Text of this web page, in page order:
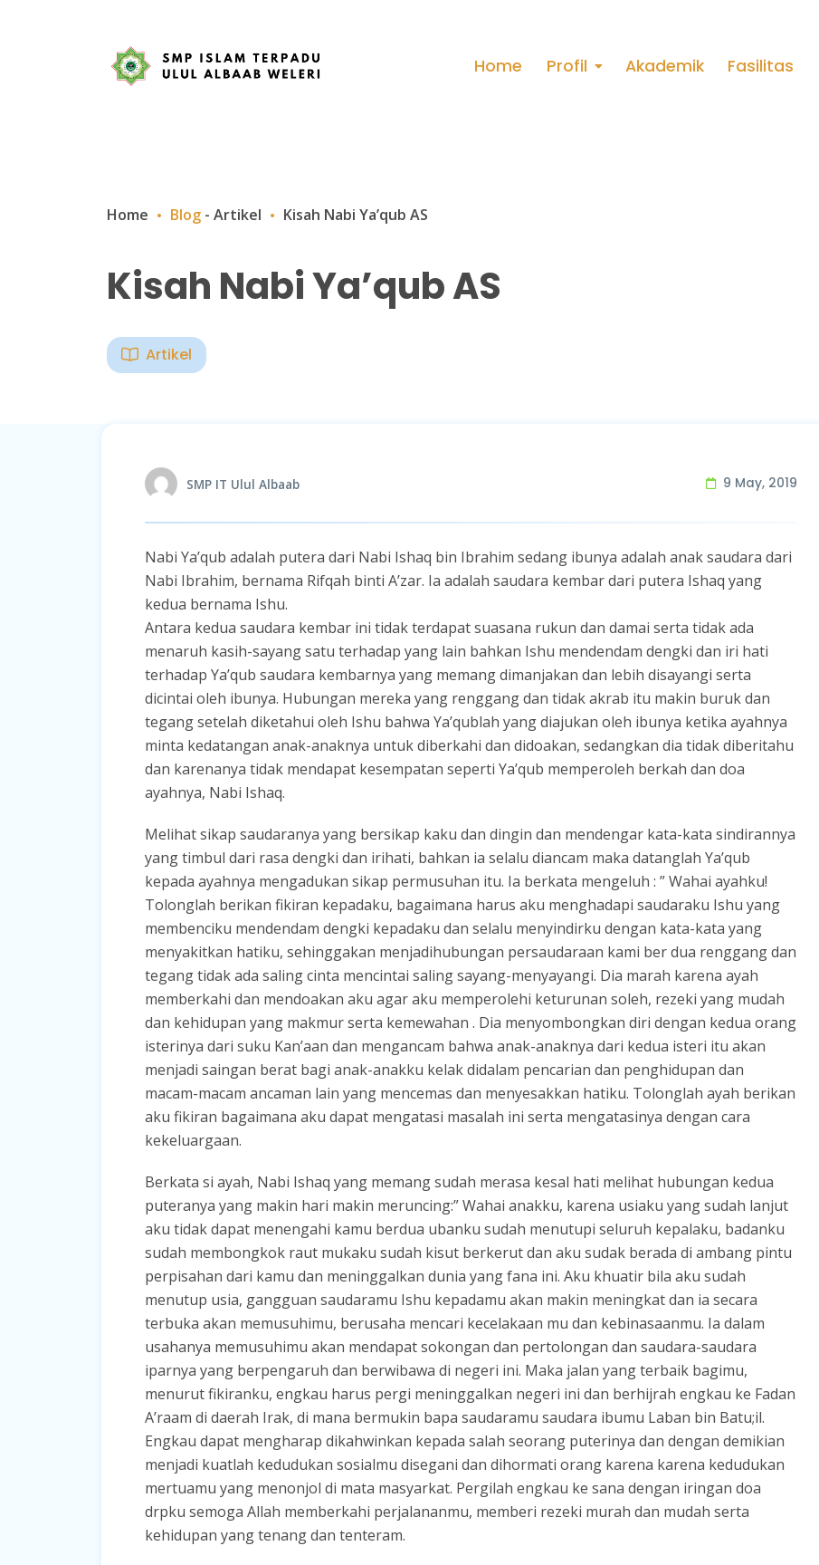
Home Profil Akademik Fasilitas
Home Blog - Artikel Kisah Nabi Ya’qub AS
Kisah Nabi Ya’qub AS
Artikel
SMP IT Ulul Albaab 9 May, 2019
Nabi Ya’qub adalah putera dari Nabi Ishaq bin Ibrahim sedang ibunya adalah anak saudara dari
Nabi Ibrahim, bernama Rifqah binti A’zar. Ia adalah saudara kembar dari putera Ishaq yang
kedua bernama Ishu.
Antara kedua saudara kembar ini tidak terdapat suasana rukun dan damai serta tidak ada
menaruh kasih-sayang satu terhadap yang lain bahkan Ishu mendendam dengki dan iri hati
terhadap Ya’qub saudara kembarnya yang memang dimanjakan dan lebih disayangi serta
dicintai oleh ibunya. Hubungan mereka yang renggang dan tidak akrab itu makin buruk dan
tegang setelah diketahui oleh Ishu bahwa Ya’qublah yang diajukan oleh ibunya ketika ayahnya
minta kedatangan anak-anaknya untuk diberkahi dan didoakan, sedangkan dia tidak diberitahu
dan karenanya tidak mendapat kesempatan seperti Ya’qub memperoleh berkah dan doa
ayahnya, Nabi Ishaq.
Melihat sikap saudaranya yang bersikap kaku dan dingin dan mendengar kata-kata sindirannya
yang timbul dari rasa dengki dan irihati, bahkan ia selalu diancam maka datanglah Ya’qub
kepada ayahnya mengadukan sikap permusuhan itu. Ia berkata mengeluh : ” Wahai ayahku!
Tolonglah berikan fikiran kepadaku, bagaimana harus aku menghadapi saudaraku Ishu yang
membenciku mendendam dengki kepadaku dan selalu menyindirku dengan kata-kata yang
menyakitkan hatiku, sehinggakan menjadihubungan persaudaraan kami ber dua renggang dan
tegang tidak ada saling cinta mencintai saling sayang-menyayangi. Dia marah karena ayah
memberkahi dan mendoakan aku agar aku memperolehi keturunan soleh, rezeki yang mudah
dan kehidupan yang makmur serta kemewahan . Dia menyombongkan diri dengan kedua orang
isterinya dari suku Kan’aan dan mengancam bahwa anak-anaknya dari kedua isteri itu akan
menjadi saingan berat bagi anak-anakku kelak didalam pencarian dan penghidupan dan
macam-macam ancaman lain yang mencemas dan menyesakkan hatiku. Tolonglah ayah berikan
aku fikiran bagaimana aku dapat mengatasi masalah ini serta mengatasinya dengan cara
kekeluargaan.
Berkata si ayah, Nabi Ishaq yang memang sudah merasa kesal hati melihat hubungan kedua
puteranya yang makin hari makin meruncing:” Wahai anakku, karena usiaku yang sudah lanjut
aku tidak dapat menengahi kamu berdua ubanku sudah menutupi seluruh kepalaku, badanku
sudah membongkok raut mukaku sudah kisut berkerut dan aku sudak berada di ambang pintu
perpisahan dari kamu dan meninggalkan dunia yang fana ini. Aku khuatir bila aku sudah
menutup usia, gangguan saudaramu Ishu kepadamu akan makin meningkat dan ia secara
terbuka akan memusuhimu, berusaha mencari kecelakaan mu dan kebinasaanmu. Ia dalam
usahanya memusuhimu akan mendapat sokongan dan pertolongan dan saudara-saudara
iparnya yang berpengaruh dan berwibawa di negeri ini. Maka jalan yang terbaik bagimu,
menurut fikiranku, engkau harus pergi meninggalkan negeri ini dan berhijrah engkau ke Fadan
A’raam di daerah Irak, di mana bermukin bapa saudaramu saudara ibumu Laban bin Batu;il.
Engkau dapat mengharap dikahwinkan kepada salah seorang puterinya dan dengan demikian
menjadi kuatlah kedudukan sosialmu disegani dan dihormati orang karena karena kedudukan
mertuamu yang menonjol di mata masyarkat. Pergilah engkau ke sana dengan iringan doa
drpku semoga Allah memberkahi perjalananmu, memberi rezeki murah dan mudah serta
kehidupan yang tenang dan tenteram.